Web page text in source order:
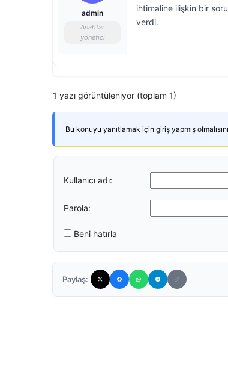
admin
Anahtar
yönetici
ihtimaline ilişkin bir
verdi.
1 yazı görüntüleniyor (toplam 1)
Bu konuyu yanıtlamak için giriş yapmış
Kullanıcı adı:
Parola:
Beni hatırla
Paylaş: